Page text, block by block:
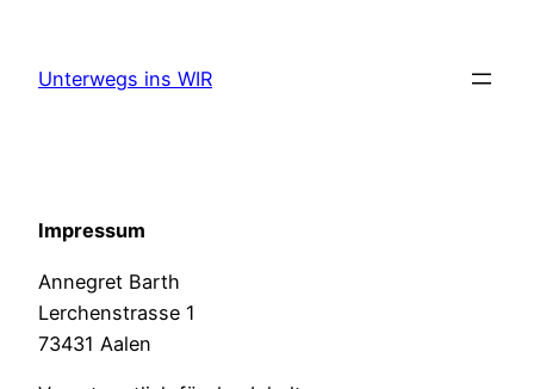
springen
Unterwegs ins WIR
Impressum
Annegret Barth
Lerchenstrasse 1
73431 Aalen